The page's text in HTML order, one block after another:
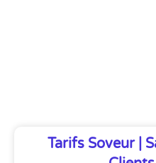
Tarifs Soveur |